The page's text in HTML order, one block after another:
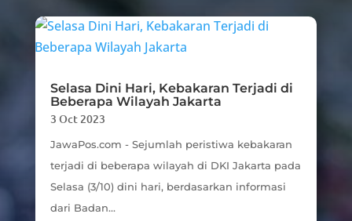
Selasa Dini Hari, Kebakaran Terjadi di
Beberapa Wilayah Jakarta
3 Oct 2023
JawaPos.com - Sejumlah peristiwa kebakaran
terjadi di beberapa wilayah di DKI Jakarta pada
Selasa (3/10) dini hari, berdasarkan informasi
dari Badan...